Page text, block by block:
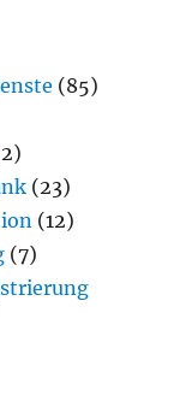
(85)
(23)
(12)
(7)